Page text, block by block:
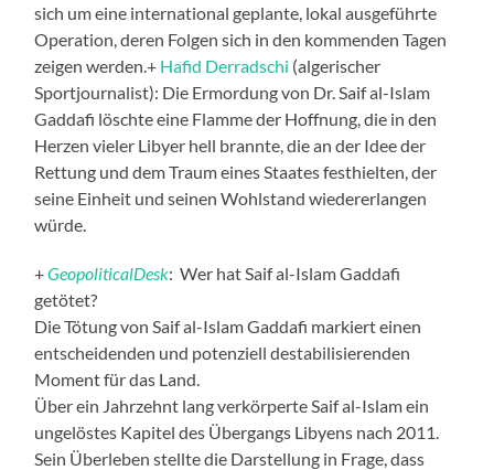
sich um eine international geplante, lokal ausgeführte
Operation, deren Folgen sich in den kommenden Tagen
zeigen werden.+ Hafid Derradschi (algerischer
Sportjournalist): Die Ermordung von Dr. Saif al-Islam
Gaddafi löschte eine Flamme der Hoffnung, die in den
Herzen vieler Libyer hell brannte, die an der Idee der
Rettung und dem Traum eines Staates festhielten, der
seine Einheit und seinen Wohlstand wiedererlangen
würde.
+GeopoliticalDesk: Wer hat Saif al-Islam Gaddafi
getötet?
Die Tötung von Saif al-Islam Gaddafi markiert einen
entscheidenden und potenziell destabilisierenden
Moment für das Land.
Über ein Jahrzehnt lang verkörperte Saif al-Islam ein
ungelöstes Kapitel des Übergangs Libyens nach 2011.
Sein Überleben stellte die Darstellung in Frage, dass